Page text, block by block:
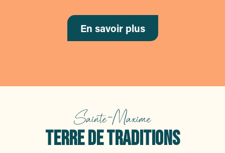
En savoir plus
Sainte-Maxime
TERRE DE TRADITIONS